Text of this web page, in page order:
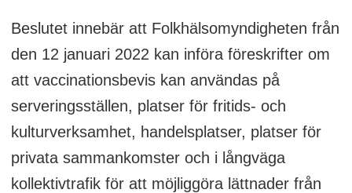
Beslutet innebär att Folkhälsomyndigheten från
den 12 januari 2022 kan införa föreskrifter om
att vaccinationsbevis kan användas på
serveringsställen, platser för fritids- och
kulturverksamhet, handelsplatser, platser för
privata sammankomster och i långväga
kollektivtrafik för att möjliggöra lättnader från